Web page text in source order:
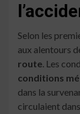
Selon les
aux alentours
route. Les
conditions
dans la
circulaient